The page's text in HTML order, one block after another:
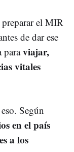
preparar el MIR
de dar ese
paraviajar,
vitales
Según
en el país
a los